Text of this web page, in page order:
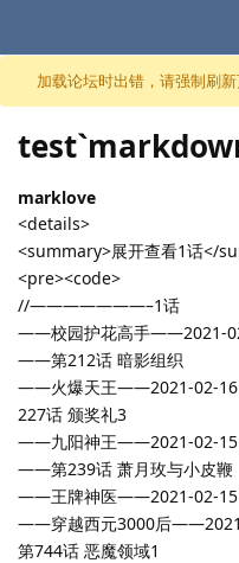
跳至内容
加载论坛时出错，请强制刷新
marklove
<details>
<summary>展开查看1话</
<pre><code>
//———————–1话
——校园护花高手——2021-
——第212话 暗影组织
——火爆天王——2021-02-
227话 颁奖礼3
——九阳神王——2021-02-15
——第239话 萧月玫与小皮鞭
——王牌神医——2021-02-
——穿越西元3000后
第744话 恶魔领域1